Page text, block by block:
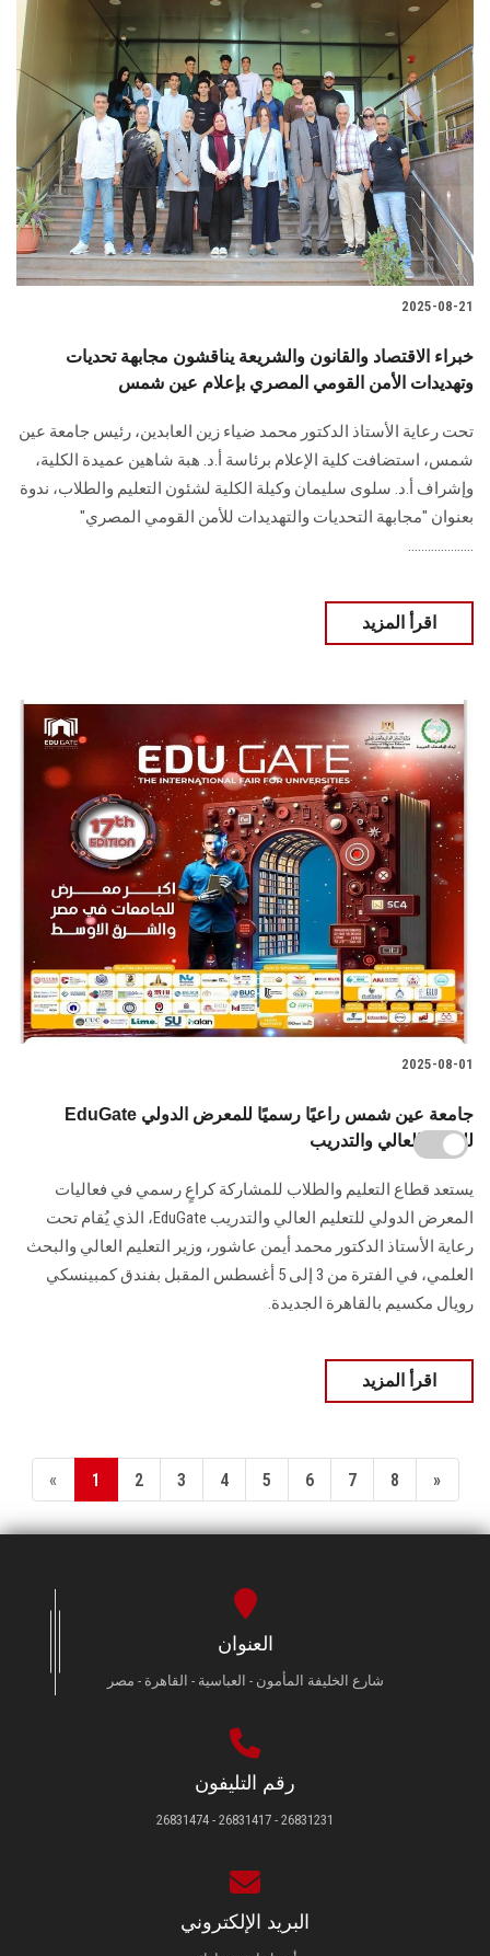
2025-08-21
خبراء الاقتصاد والقانون والشريعة يناقشون مجابهة تحديات
وتهديدات الأمن القومي المصري بإعلام عين شمس
تحت رعاية الأستاذ الدكتور محمد ضياء زين العابدين، رئيس جامعة عين
شمس، استضافت كلية الإعلام برئاسة أ.د. هبة شاهين عميدة الكلية،
وإشراف أ.د. سلوى سليمان وكيلة الكلية لشئون التعليم والطلاب، ندوة
بعنوان "مجابهة التحديات والتهديدات للأمن القومي المصري"
....................
اقرأ المزيد
2025-08-01
EduGate جامعة عين شمس راعيًا رسميًا للمعرض الدولي
للتعليم العالي والتدريب
يستعد قطاع التعليم والطلاب للمشاركة كراعٍ رسمي في فعاليات
المعرض الدولي للتعليم العالي والتدريب EduGate، الذي يُقام تحت
رعاية الأستاذ الدكتور محمد أيمن عاشور، وزير التعليم العالي والبحث
العلمي، في الفترة من 3 إلى 5 أغسطس المقبل بفندق كمبينسكي
رويال مكسيم بالقاهرة الجديدة.
اقرأ المزيد
« 1 2 3 4 5 6 7 8 »
العنوان
شارع الخليفة المأمون - العباسية - القاهرة - مصر
رقم التليفون
26831231 - 26831417 - 26831474
البريد الإلكتروني